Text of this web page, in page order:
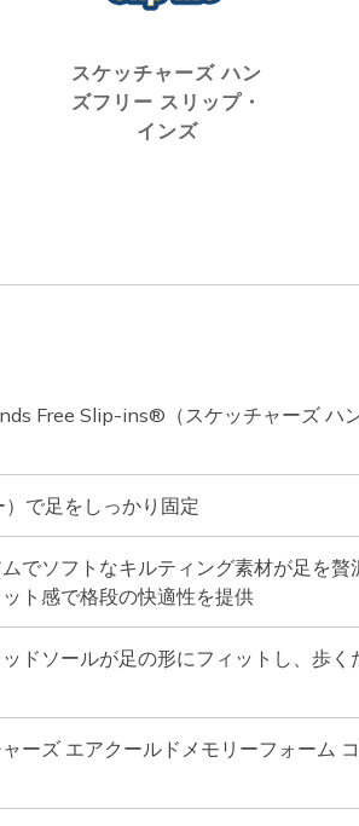
スケッチャーズ ハン
ズフリー スリップ・
インズ
Free Slip-ins®（スケッチャーズ ハ
で足をしっかり固定
でソフトなキルティング素材が足を贅
ト感で格段の快適性を提供
ドソールが足の形にフィットし、歩く
ーズ エアクールドメモリーフォーム